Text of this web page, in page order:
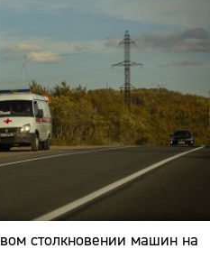
столкновении машин на